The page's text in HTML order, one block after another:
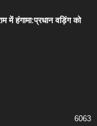
हंगामा:प्रधान वड़िंग को
6063